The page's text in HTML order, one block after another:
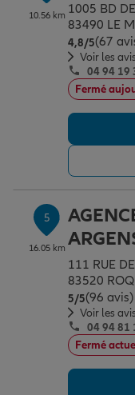
10.56 km 1005 BD
83490 LE
4,8/5Note de 4.8
(67
Voir les avis
04 94 19
Fermé
5
16.05 km
111 RUE
83520
5/5Note de 5 sur 5
(96 avis)
Voir les avis
04 94 81
Fermé